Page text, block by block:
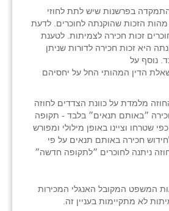
בפרשנות שיש לתת לחוזי
מהות הזכות שהוקנתה לחוכרים. לדעת
זכות חכירה לצמיתות. לטענת
היא זכות חכירה לדורות שניתן
נוסף על
הדין המהותי החל על יחסיהם
מלמדת על כוונת הצדדים לחוזה
״באותם תנאים״ בלבד - תקופה
שטרחו וציינו באופן מילולי ומפורש
חכירה באותם תנאים על פי
ניתנה לחוכרים ״לתקופה חדשה״
המשפט המקובל האנגלי המכירות
לא מתקיימות בעניין זה.